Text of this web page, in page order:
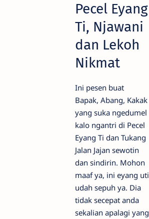
Pecel Eyang
Ti, Njawani
dan Lekoh
Nikmat
Ini pesen buat
Bapak, Abang, Kakak
yang suka ngedumel
kalo ngantri di Pecel
Eyang Ti dan Tukang
Jalan Jajan sewotin
dan sindirin. Mohon
maaf ya, ini eyang uti
udah sepuh ya. Dia
tidak secepat anda
sekalian apalagi yang